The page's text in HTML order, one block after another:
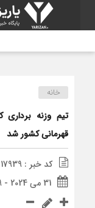
خانه
تیم وزنه برداری
قهرمانی کشور شد
کد خبر : 17939
31 می 2024 - 23:39